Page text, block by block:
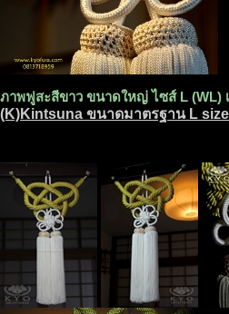
ภาพฟูสะสีขาว ขนาดใหญ่ ไซส์ L (WL)
(K)Kintsuna ขนาดมาตรฐาน L size